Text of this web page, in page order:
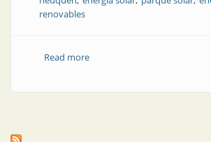
renovables
Read moreabout Neuquén y su primer